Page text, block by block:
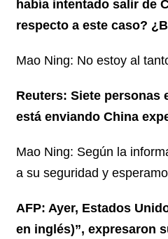
había intentado salir de
respecto a este caso?
Mao Ning: No estoy al
Reuters: Siete personas
está enviando China
Mao Ning: Según la
a su seguridad y
AFP: Ayer, Estados
en inglés)”, expresaron